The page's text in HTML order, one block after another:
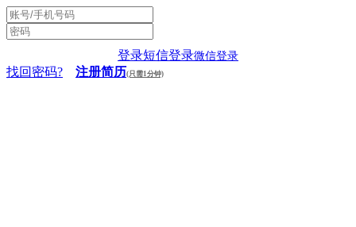
登录短信登录微信登录
找回密码? 注册简历(只需1分钟)